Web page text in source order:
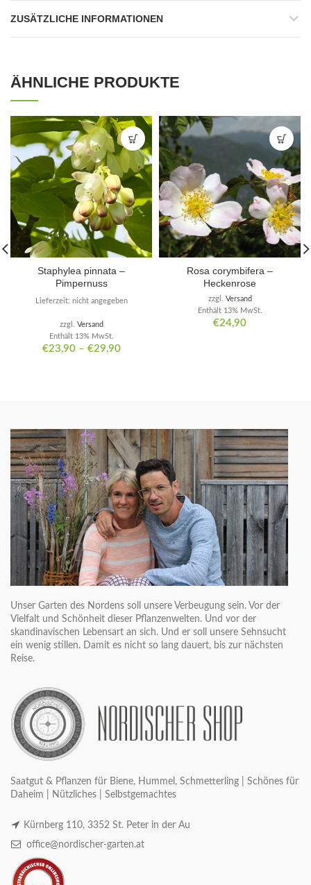
ZUSÄTZLICHE INFORMATIONEN
ÄHNLICHE PRODUKTE
Staphylea pinnata –
Pimpernuss
€23,90– €29,90
Enthält 13% MwSt.
zzgl. Versand
Lieferzeit: nicht angegeben
Rosa corymbifera –
Heckenrose
€24,90
Enthält 13% MwSt.
zzgl. Versand
Unser Garten des Nordens soll unsere Verbeugung sein. Vor der
Vielfalt und Schönheit dieser Pflanzenwelten. Und vor der
skandinavischen Lebensart an sich. Und er soll unsere Sehnsucht
ein wenig stillen. Damit es nicht so lang dauert, bis zur nächsten
Reise.
Saatgut & Pflanzen für Biene, Hummel, Schmetterling | Schönes für
Daheim | Nützliches | Selbstgemachtes
Kürnberg 110, 3352 St. Peter in der Au
office@nordischer-garten.at